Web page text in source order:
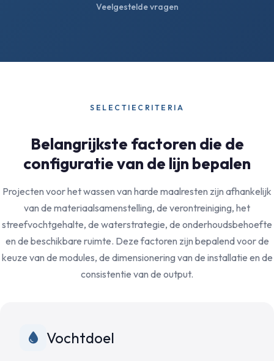
Veelgestelde vragen
SELECTIECRITERIA
Belangrijkste factoren die de
configuratie van de lijn bepalen
Projecten voor het wassen van harde maalresten zijn afhankelijk
van de materiaalsamenstelling, de verontreiniging, het
streefvochtgehalte, de waterstrategie, de onderhoudsbehoefte
en de beschikbare ruimte. Deze factoren zijn bepalend voor de
keuze van de modules, de dimensionering van de installatie en de
consistentie van de output.
Vochtdoel